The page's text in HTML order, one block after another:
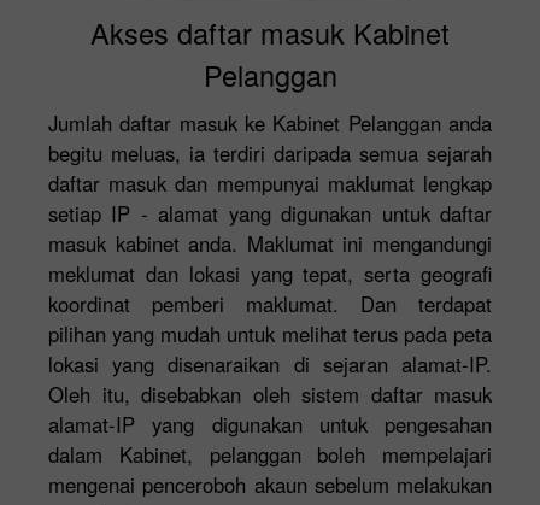
Akses daftar masuk Kabinet
Pelanggan
Jumlah daftar masuk ke Kabinet Pelanggan anda
begitu meluas, ia terdiri daripada semua sejarah
daftar masuk dan mempunyai maklumat lengkap
setiap IP - alamat yang digunakan untuk daftar
masuk kabinet anda. Maklumat ini mengandungi
meklumat dan lokasi yang tepat, serta geografi
koordinat pemberi maklumat. Dan terdapat
pilihan yang mudah untuk melihat terus pada peta
lokasi yang disenaraikan di sejaran alamat-IP.
Oleh itu, disebabkan oleh sistem daftar masuk
alamat-IP yang digunakan untuk pengesahan
dalam Kabinet, pelanggan boleh mempelajari
mengenai penceroboh akaun sebelum melakukan